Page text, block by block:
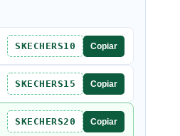
SKECHERS10 Copiar
SKECHERS15 Copiar
SKECHERS20 Copiar